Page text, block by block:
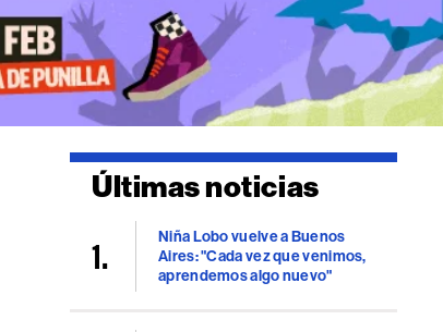
Últimas noticias
Niña Lobo vuelve a Buenos
Aires: "Cada vez que venimos,
aprendemos algo nuevo"